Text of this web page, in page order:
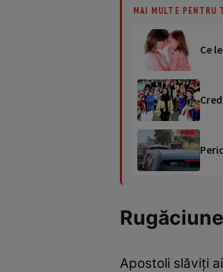
MAI MULTE PENTRU
Ce
Apostoli slăviţi